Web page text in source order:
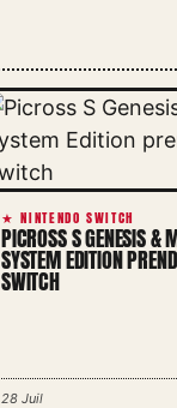
★ NINTENDO SWITCH
PICROSS S GENESIS &
SYSTEM EDITION
SWITCH
28 Juil